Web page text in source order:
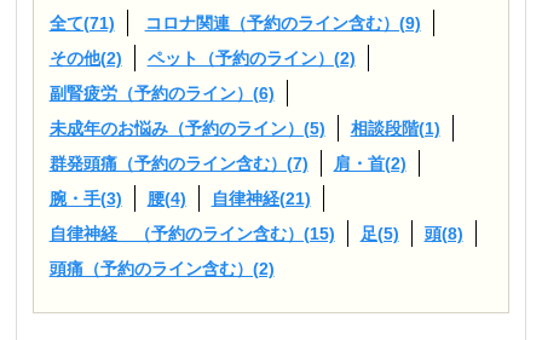
全て(71)
コロナ関連（予約のライン含む）(9)
その他(2)
ペット（予約のライン）(2)
副腎疲労（予約のライン）(6)
未成年のお悩み（予約のライン）(5)
相談段階(1)
群発頭痛（予約のライン含む）(7)
肩・首(2)
腕・手(3)
腰(4)
自律神経(21)
自律神経 （予約のライン含む）(15)
足(5)
頭(8)
頭痛（予約のライン含む）(2)